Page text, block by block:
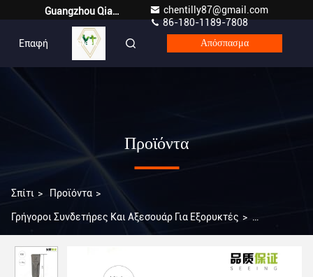
Guangzhou Qianyuan Construction Machinery Co,.LTD
chentilly87@gmail.com
86-180-1189-7808
Επαφή
Greek Απόσπασμα
Προϊόντα
Σπίτι > Προϊόντα >
Γρήγοροι Συνδετήρες Και Αξεσουάρ Για Εξορυκτές >
δόντια 250H / 4,6KG